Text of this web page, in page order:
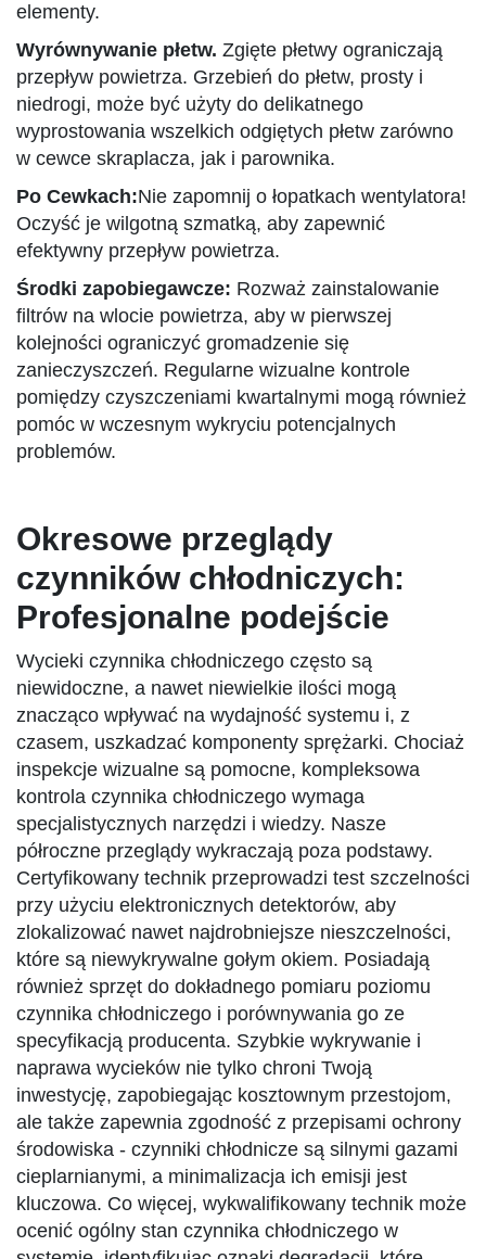
elementy.
Wyrównywanie płetw. Zgięte płetwy ograniczają
przepływ powietrza. Grzebień do płetw, prosty i
niedrogi, może być użyty do delikatnego
wyprostowania wszelkich odgiętych płetw zarówno
w cewce skraplacza, jak i parownika.
Po Cewkach:Nie zapomnij o łopatkach wentylatora!
Oczyść je wilgotną szmatką, aby zapewnić
efektywny przepływ powietrza.
Środki zapobiegawcze: Rozważ zainstalowanie
filtrów na wlocie powietrza, aby w pierwszej
kolejności ograniczyć gromadzenie się
zanieczyszczeń. Regularne wizualne kontrole
pomiędzy czyszczeniami kwartalnymi mogą również
pomóc w wczesnym wykryciu potencjalnych
problemów.
Okresowe przeglądy
czynników chłodniczych:
Profesjonalne podejście
Wycieki czynnika chłodniczego często są
niewidoczne, a nawet niewielkie ilości mogą
znacząco wpływać na wydajność systemu i, z
czasem, uszkadzać komponenty sprężarki. Chociaż
inspekcje wizualne są pomocne, kompleksowa
kontrola czynnika chłodniczego wymaga
specjalistycznych narzędzi i wiedzy. Nasze
półroczne przeglądy wykraczają poza podstawy.
Certyfikowany technik przeprowadzi test szczelności
przy użyciu elektronicznych detektorów, aby
zlokalizować nawet najdrobniejsze nieszczelności,
które są niewykrywalne gołym okiem. Posiadają
również sprzęt do dokładnego pomiaru poziomu
czynnika chłodniczego i porównywania go ze
specyfikacją producenta. Szybkie wykrywanie i
naprawa wycieków nie tylko chroni Twoją
inwestycję, zapobiegając kosztownym przestojom,
ale także zapewnia zgodność z przepisami ochrony
środowiska - czynniki chłodnicze są silnymi gazami
cieplarnianymi, a minimalizacja ich emisji jest
kluczowa. Co więcej, wykwalifikowany technik może
ocenić ogólny stan czynnika chłodniczego w